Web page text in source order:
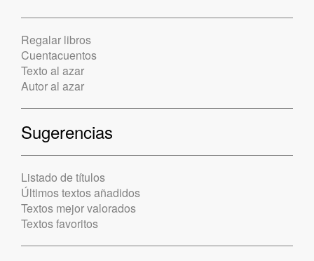
Regalar libros
Cuentacuentos
Texto al azar
Autor al azar
Sugerencias
Listado de títulos
Últimos textos añadidos
Textos mejor valorados
Textos favoritos